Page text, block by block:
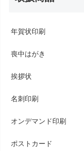
年賀状印刷
喪中はがき
挨拶状
名刺印刷
オンデマンド印刷
ポストカード